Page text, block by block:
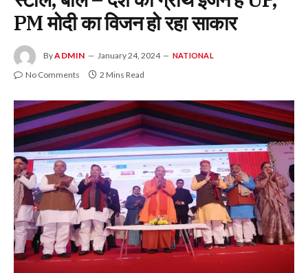
PM मोदी का विजन हो रहा साकार
ByADMIN January 24, 2024 NATIONAL
No Comments 2 Mins Read